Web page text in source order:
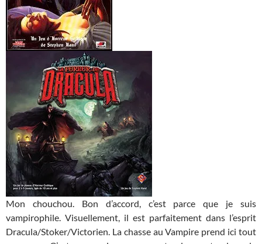
Mon chouchou. Bon d’accord, c’est parce que je suis
vampirophile. Visuellement, il est parfaitement dans l’esprit
Dracula/Stoker/Victorien. La chasse au Vampire prend ici tout